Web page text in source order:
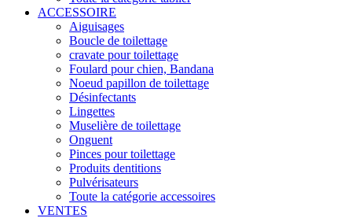
ACCESSOIRE
Aiguisages
Boucle de toilettage
cravate pour toilettage
Foulard pour chien, Bandana
Noeud papillon de toilettage
Désinfectants
Lingettes
Muselière de toilettage
Onguent
Pinces pour toilettage
Produits dentitions
Pulvérisateurs
Toute la catégorie accessoires
VENTES